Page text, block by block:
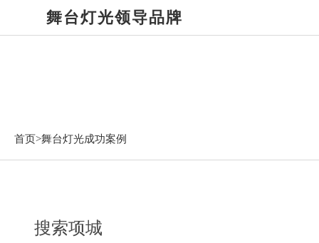
舞台灯光领导品牌
首页>舞台灯光成功案例
搜索项城